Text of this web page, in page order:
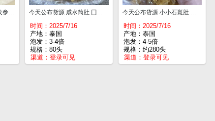
今天公布货源 纯淡干螺纹参 足干发量大 囗感胶质好 15-20头¥290 今天公布货源 咸水筒肚 囗感胶质好 80头¥225
时间：2025/7/16
产地：泰国
泡发：3-4倍
规格：80头
渠道：登录可见
今天公布货源 小小石斑肚 足干 口感胶质好 约280头¥125
时间：2025/7/16
产地：泰国
泡发：4-5倍
规格：约280头
渠道： 登录可见